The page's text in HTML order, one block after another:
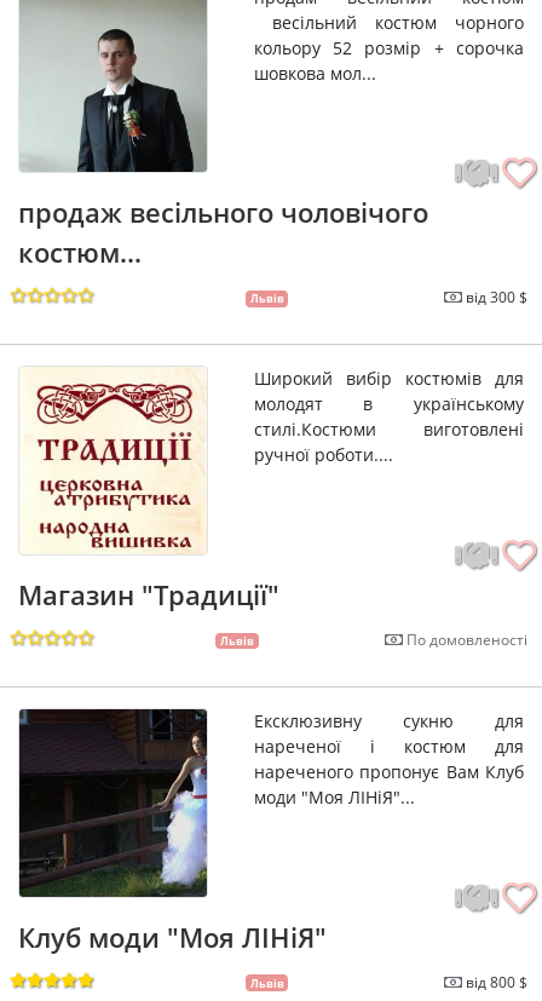
весільний костюм чорного
кольору 52 розмір + сорочка
шовкова мол...
продаж весільного чоловічого
костюм...
Львів від 300 $
Широкий вибір костюмів для
молодят в українському
стилі.Костюми виготовлені
ручної роботи....
Магазин "Традиції"
Львів По домовленості
Ексклюзивну сукню для
нареченої і костюм для
нареченого пропонує Вам Клуб
моди "Моя ЛІНіЯ"...
Клуб моди "Моя ЛІНіЯ"
Львів від 800 $